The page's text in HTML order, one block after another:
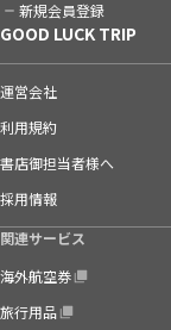
新規会員登録
GOOD LUCK TRIP
運営会社
利用規約
書店御担当者様へ
採用情報
関連サービス
海外航空券
旅行用品